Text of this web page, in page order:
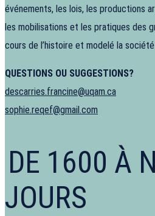
événements, les lois, les productions
les mobilisations et les pratiques des
cours de l’histoire et modelé la
QUESTIONS OU SUGGESTIONS?
descarries.francine@uqam.ca
sophie.reqef@gmail.com
DE 1600 À
JOURS